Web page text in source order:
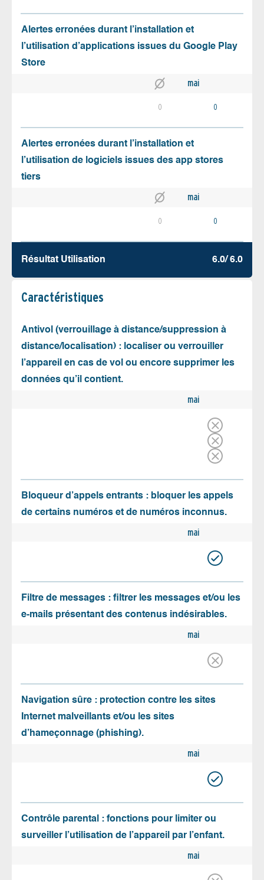
Alertes erronées durant l’installation et
l’utilisation d’applications issues du Google Play
Store
mai
0 0
Alertes erronées durant l’installation et
l’utilisation de logiciels issues des app stores
tiers
mai
0 0
Résultat Utilisation 6.0/ 6.0
Caractéristiques
Antivol (verrouillage à distance/suppression à
distance/localisation) : localiser ou verrouiller
l’appareil en cas de vol ou encore supprimer les
données qu’il contient.
mai
Bloqueur d’appels entrants : bloquer les appels
de certains numéros et de numéros inconnus.
mai
Filtre de messages : filtrer les messages et/ou les
e-mails présentant des contenus indésirables.
mai
Navigation sûre : protection contre les sites
Internet malveillants et/ou les sites
d’hameçonnage (phishing).
mai
Contrôle parental : fonctions pour limiter ou
surveiller l’utilisation de l’appareil par l’enfant.
mai